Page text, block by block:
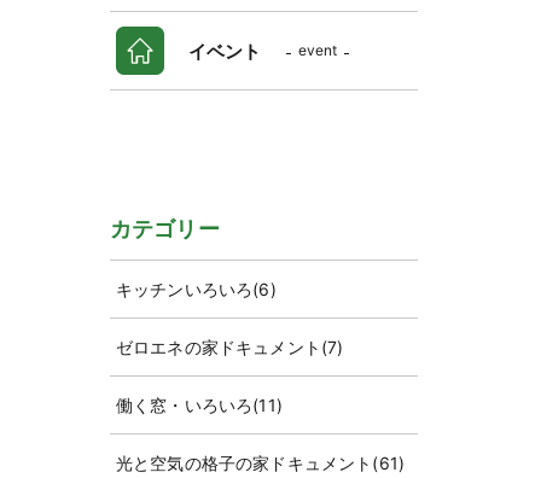
イベント event
カテゴリー
キッチンいろいろ(6)
ゼロエネの家ドキュメント (7)
働く窓・いろいろ(11)
光と空気の格子の家ドキュメント (61)